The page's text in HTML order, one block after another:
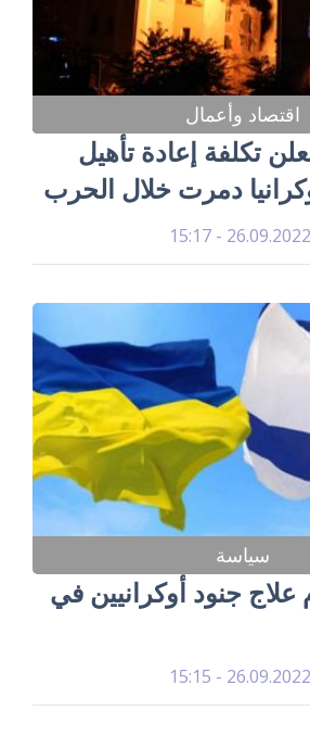
اقتصاد وأعمال
تكلفة إعادة تأهيل
دمرت خلال الحرب
26.09.2022 - 15:17
سياسة
علاج جنود أوكرانيين في
26.09.2022 - 15:15